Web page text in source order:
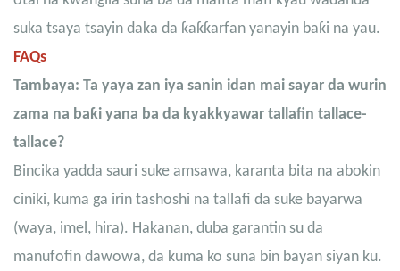
suka tsaya tsayin daka da ƙaƙƙarfan yanayin baƙi na yau.
FAQs
Tambaya: Ta yaya zan iya sanin idan mai sayar da wurin
zama na baƙi yana ba da kyakkyawar tallafin tallace-
tallace?
Bincika yadda sauri suke amsawa, karanta bita na abokin
ciniki, kuma ga irin tashoshi na tallafi da suke bayarwa
(waya, imel, hira). Hakanan, duba garantin su da
manufofin dawowa, da kuma ko suna bin bayan siyan ku.